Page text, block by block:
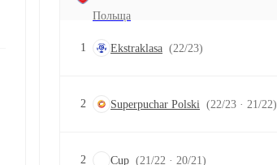
Польща
1 Ekstraklasa (22/23)
2 Superpuchar Polski (22/23 · 21/22)
2 Cup (21/22 · 20/21)